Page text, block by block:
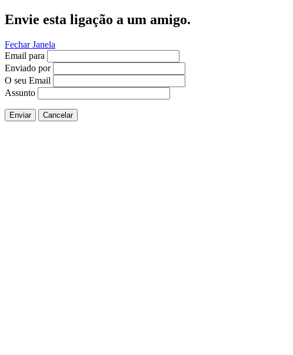
Envie esta ligação a um amigo.
Fechar Janela
Email para
Enviado por
O seu Email
Assunto
Enviar Cancelar